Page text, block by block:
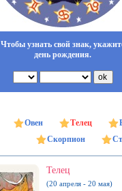
Чтобы узнать свой знак,
день рождения.
Овен Телец
Скорпион
Телец
(20 апреля - 20 мая)